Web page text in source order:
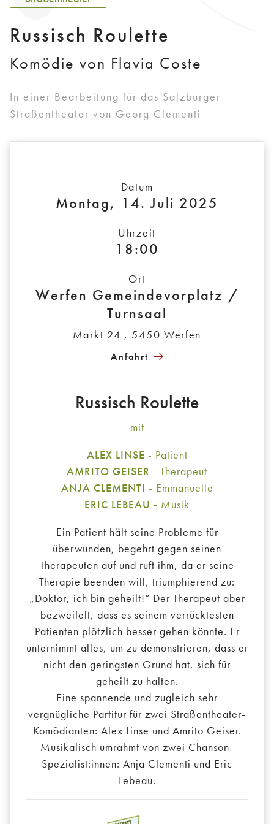
Russisch Roulette
Komödie von Flavia Coste
In einer Bearbeitung für das Salzburger
Straßentheater von Georg Clementi
Datum
Montag, 14. Juli 2025
Uhrzeit
18:00
Ort
Werfen Gemeindevorplatz /
Turnsaal
Markt 24 , 5450 Werfen
Anfahrt
Russisch Roulette
mit
ALEX LINSE - Patient
AMRITO GEISER - Therapeut
ANJA CLEMENTI - Emmanuelle
ERIC LEBEAU - Musik
Ein Patient hält seine Probleme für
überwunden, begehrt gegen seinen
Therapeuten auf und ruft ihm, da er seine
Therapie beenden will, triumphierend zu:
„Doktor, ich bin geheilt!“ Der Therapeut aber
bezweifelt, dass es seinem verrücktesten
Patienten plötzlich besser gehen könnte. Er
unternimmt alles, um zu demonstrieren, dass er
nicht den geringsten Grund hat, sich für
geheilt zu halten.
Eine spannende und zugleich sehr
vergnügliche Partitur für zwei Straßentheater-
Komödianten: Alex Linse und Amrito Geiser.
Musikalisch umrahmt von zwei Chanson-
Spezialist:innen: Anja Clementi und Eric
Lebeau.